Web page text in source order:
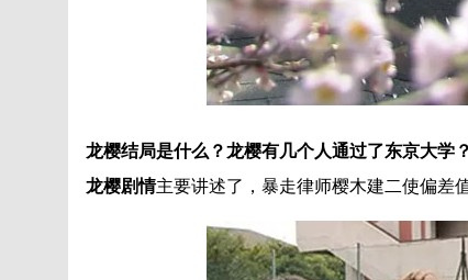
龙樱结局是什么？龙樱有几个人通过了东京大学？
龙樱剧情主要讲述了，暴走律师樱木建二使偏差